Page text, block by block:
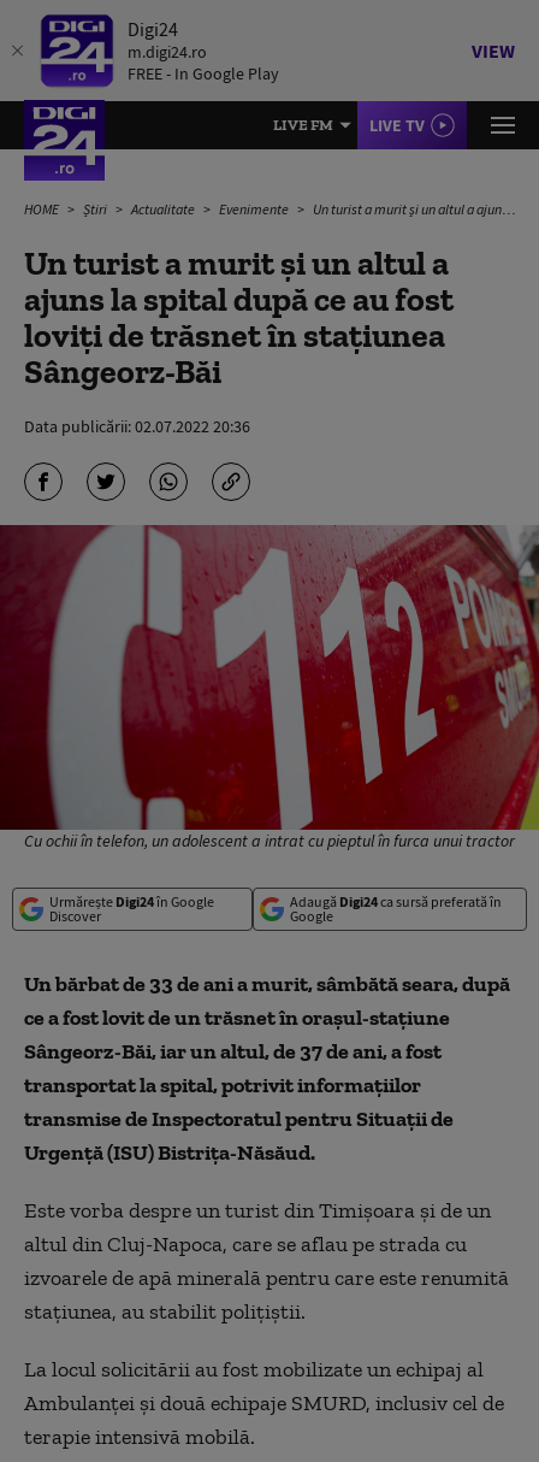
Digi24
m.digi24.ro
FREE - In Google Play
VIEW
LIVE FM LIVE TV
HOME Știri Actualitate Evenimente Un turist a murit și un altul a ajuns la spital după ce au fost loviți de trăsnet în stațiunea Sângeorz-Băi
Un turist a murit și un altul a
ajuns la spital după ce au fost
loviți de trăsnet în stațiunea
Sângeorz-Băi
Data publicării:02.07.2022 20:36
Cu ochii în telefon, un adolescent a intrat cu pieptul în furca unui tractor
Urmărește Digi24în Google
Discover
Adaugă Digi24ca sursă preferată în
Google
Un bărbat de 33 de ani a murit, sâmbătă seara, după
ce a fost lovit de un trăsnet în oraşul-staţiune
Sângeorz-Băi, iar un altul, de 37 de ani, a fost
transportat la spital, potrivit informaţiilor
transmise de Inspectoratul pentru Situaţii de
Urgenţă (ISU) Bistriţa-Năsăud.
Este vorba despre un turist din Timişoara şi de un
altul din Cluj-Napoca, care se aflau pe strada cu
izvoarele de apă minerală pentru care este renumită
staţiunea, au stabilit poliţiştii.
La locul solicitării au fost mobilizate un echipaj al
Ambulanţei şi două echipaje SMURD, inclusiv cel de
terapie intensivă mobilă.